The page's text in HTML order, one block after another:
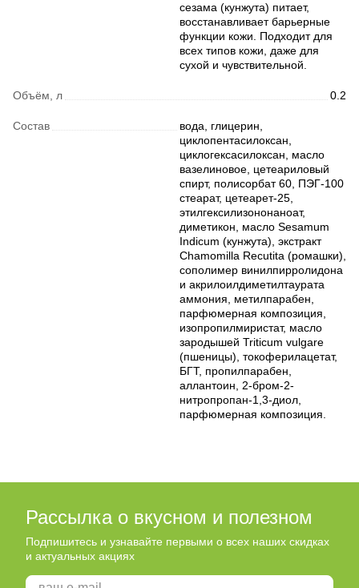
сезама (кунжута) питает,
восстанавливает барьерные
функции кожи. Подходит для
всех типов кожи, даже для
сухой и чувствительной.
Объём, л 0.2
Состав
вода, глицерин,
циклопентасилоксан,
циклогексасилоксан, масло
вазелиновое, цетеариловый
спирт, полисорбат 60, ПЭГ-100
стеарат, цетеарет-25,
этилгексилизононаноат,
диметикон, масло Sesamum
Indicum (кунжута), экстракт
Chamomilla Recutita (ромашки),
сополимер винилпирролидона
и акрилоилдиметилтаурата
аммония, метилпарабен,
парфюмерная композиция,
изопропилмиристат, масло
зародышей Triticum vulgare
(пшеницы), токоферилацетат,
БГТ, пропилпарабен,
аллантоин, 2-бром-2-
нитропропан-1,3-диол,
парфюмерная композиция.
Рассылка о вкусном и полезном
Подпишитесь и узнавайте первыми о всех наших скидках
и актуальных акциях